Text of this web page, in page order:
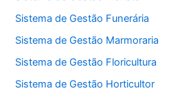
Sistema de Gestão Funerária
Sistema de Gestão Marmoraria
Sistema de Gestão Floricultura
Sistema de Gestão Horticultor